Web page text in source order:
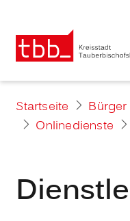
Startseite
Onlinedienste